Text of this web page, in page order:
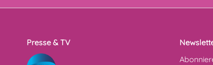
Presse & TV